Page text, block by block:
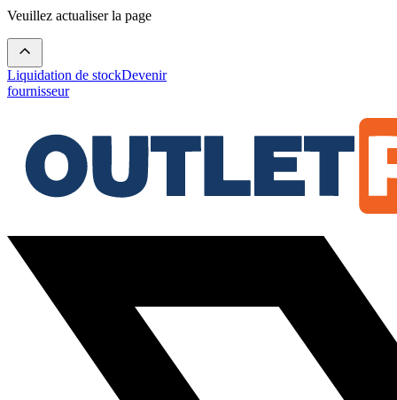
Veuillez actualiser la page
Liquidation de stockDevenir
fournisseur